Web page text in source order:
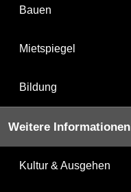
Bauen
Mietspiegel
Bildung
Weitere Informationen
Kultur & Ausgehen